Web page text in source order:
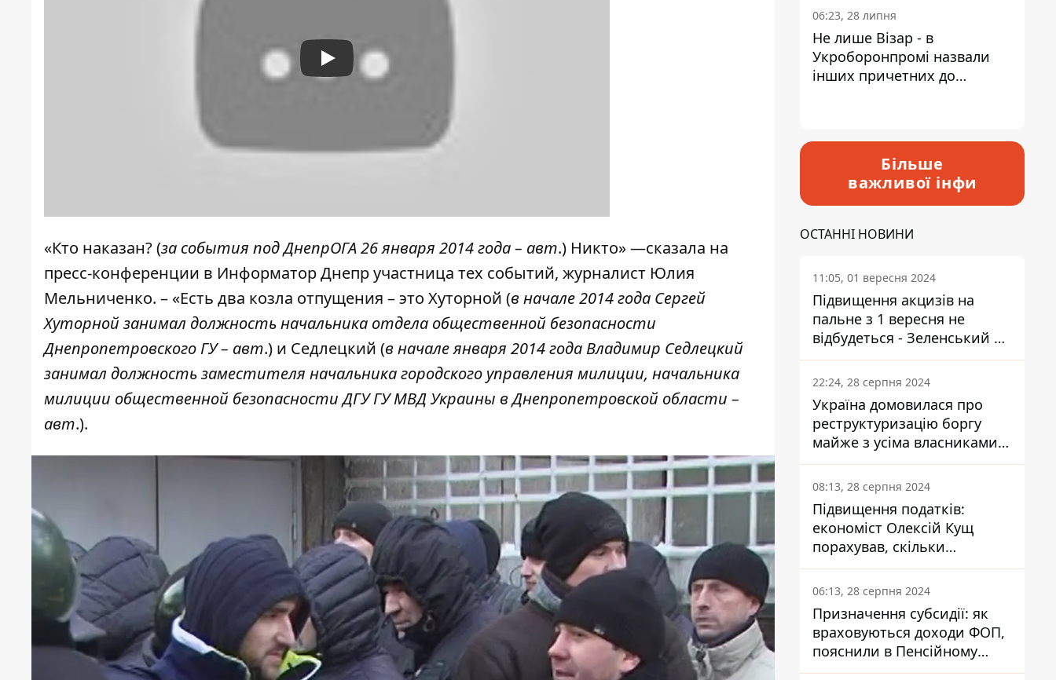
Play
«Кто наказан? (за события под ДнепрОГА 26 января 2014 года – авт.) Никто» —сказала на
пресс-конференции в Информатор Днепр участница тех событий, журналист Юлия
Мельниченко. – «Есть два козла отпущения – это Хуторной (в начале 2014 года Сергей
Хуторной занимал должность начальника отдела общественной безопасности
Днепропетровского ГУ– авт.) и Седлецкий (в начале января 2014 года Владимир Седлецкий
занимал должность заместителя начальника городского управления милиции, начальника
милиции общественной безопасности ДГУ ГУ МВД Украины в Днепропетровской области –
авт.).
06:23, 28 липня
Не лише Візар - в
Укроборонпромі назвали
інших причетних до
Більше
важливої інфи
ОСТАННІ НОВИНИ
11:05, 01 вересня 2024
Підвищення акцизів на
пальне з 1 вересня не
відбудеться - Зеленський не
підписав закон
22:24, 28 серпня 2024
Україна домовилася про
реструктуризацію боргу
майже з усіма власниками
єврооблігацій: що це
означає для країни
08:13, 28 серпня 2024
Підвищення податків:
економіст Олексій Кущ
порахував, скільки
заплатить кожен українець
06:13, 28 серпня 2024
Призначення субсидії: як
враховуються доходи ФОП,
пояснили в Пенсійному
фонді